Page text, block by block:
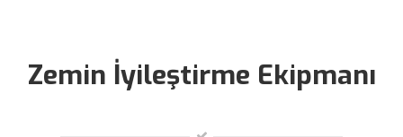
Zemin İyileştirme Ekipmanı